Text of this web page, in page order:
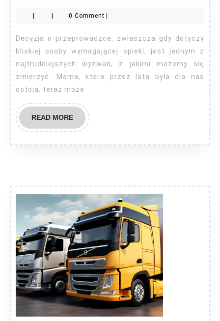
do
przeprowadzki?
0 Comment
Decyzja o przeprowadzce, zwłaszcza gdy dotyczy
bliskiej osoby wymagającej opieki, jest jednym z
najtrudniejszych wyzwań, z jakimi możemy się
zmierzyć. Mama, która przez lata była dla nas
ostoją, teraz może
READ MOREREAD
MORE